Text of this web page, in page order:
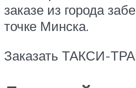
заказе из города
точке Минска.
Заказать ТАКСИ-